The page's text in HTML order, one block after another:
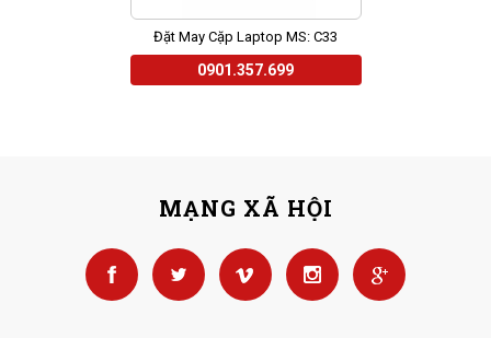
Đặt May Cặp Laptop MS: C33
0901.357.699
MẠNG XÃ HỘI